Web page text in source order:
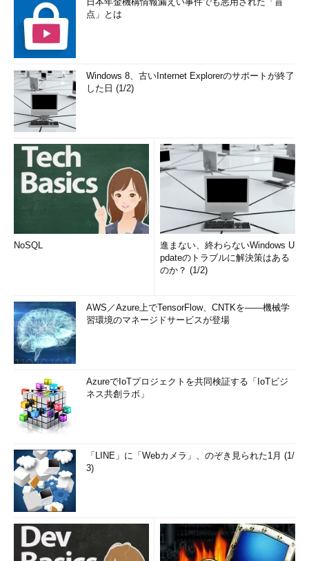
点」とは
Windows 8、古いInternet Explorerのサポートが終了
した日 (1/2)
NoSQL
進まない、終わらないWindows U
pdateのトラブルに解決策はある
のか？ (1/2)
AWS／Azure上でTensorFlow、CNTKを――機械学
習環境のマネージドサービスが登場
AzureでIoTプロジェクトを共同検証する「IoTビジ
ネス共創ラボ」
「LINE」に「Webカメラ」、のぞき見られた1月 (1/
3)